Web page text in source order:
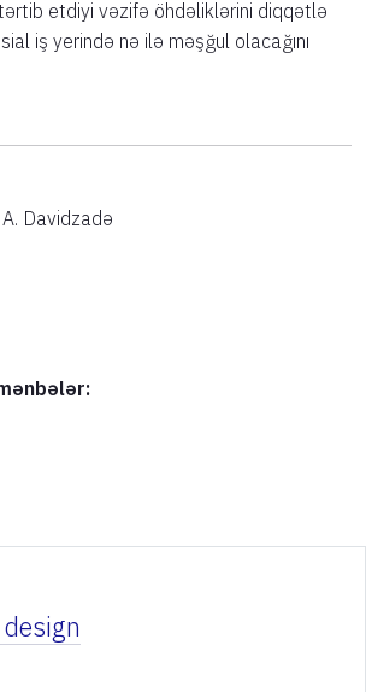
etdiyi vəzifə öhdəliklərini diqqətlə
iş yerində nə ilə məşğul olacağını
Davidzadə